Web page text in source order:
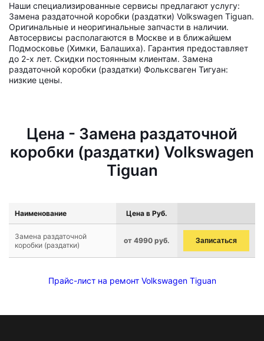
Наши специализированные сервисы предлагают услугу:
Замена раздаточной коробки (раздатки) Volkswagen Tiguan.
Оригинальные и неоригинальные запчасти в наличии.
Автосервисы располагаются в Москве и в ближайшем
Подмосковье (Химки, Балашиха). Гарантия предоставляет
до 2-х лет. Скидки постоянным клиентам. Замена
раздаточной коробки (раздатки) Фольксваген Тигуан:
низкие цены.
Цена - Замена раздаточной
коробки (раздатки) Volkswagen
Tiguan
Наименование Цена в Руб.
Замена раздаточной
коробки (раздатки)
от 4990 руб. Записаться
Прайс-лист на ремонт Volkswagen Tiguan